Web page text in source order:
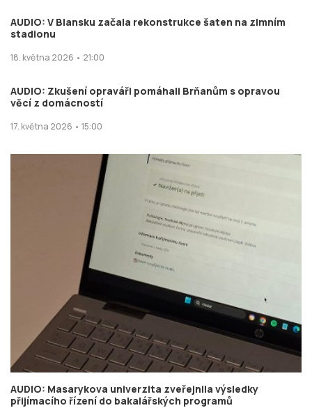
AUDIO: V Blansku začala rekonstrukce šaten na zimním
stadionu
18. května 2026 • 21:00
AUDIO: Zkušení opraváři pomáhali Brňanům s opravou
věcí z domácností
17. května 2026 • 15:00
AUDIO: Masarykova univerzita zveřejnila výsledky
přijímacího řízení do bakalářských programů